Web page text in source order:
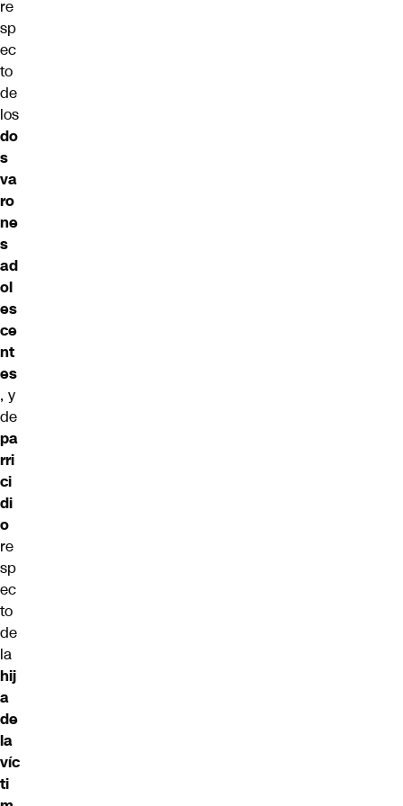
re
sp
ec
to
de
los
do
s
va
ro
ne
s
ad
ol
es
ce
nt
es
, y
de
pa
rri
ci
di
o
re
sp
ec
to
de
la
hij
a
de
la
víc
ti